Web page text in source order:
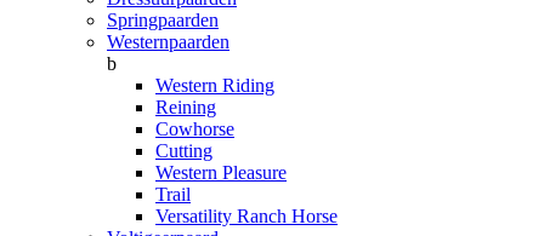
Springpaarden
Westernpaarden
b
Western Riding
Reining
Cowhorse
Cutting
Western Pleasure
Trail
Versatility Ranch Horse